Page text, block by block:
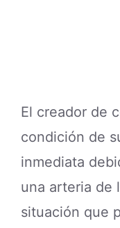
El creador de
condición de
inmediata
una arteria de
situación que